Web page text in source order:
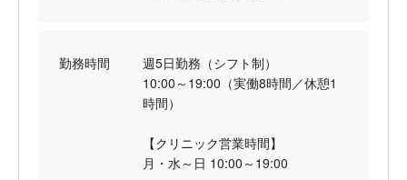
勤務時間
週5日勤務（シフト制）
10:00～19:00（実働8時間／休憩1
時間）
【クリニック営業時間】
月・水～日 10:00～19:00